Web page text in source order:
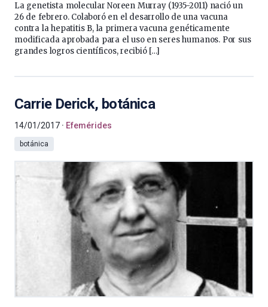
La genetista molecular Noreen Murray (1935-2011) nació un
26 de febrero. Colaboró en el desarrollo de una vacuna
contra la hepatitis B, la primera vacuna genéticamente
modificada aprobada para el uso en seres humanos. Por sus
grandes logros científicos, recibió […]
Carrie Derick, botánica
14/01/2017 Efemérides
botánica